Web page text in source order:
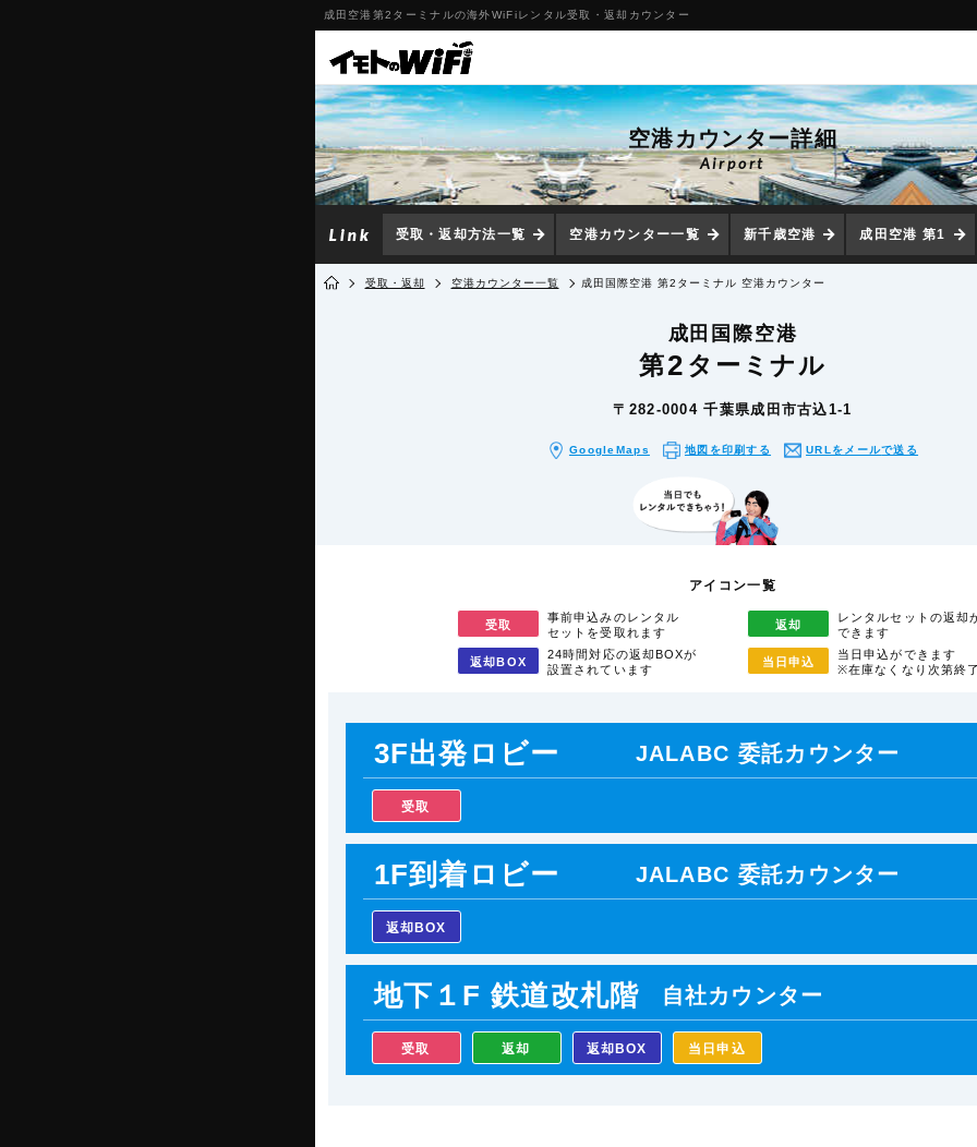
成田空港第2ターミナルの海外WiFiレンタル受取・返却カウンター
空港カウンター詳細
Airport
受取・返却方法一覧 空港カウンター一覧 新千歳空港 成田空港 第1
受取・返却 空港カウンター一覧 成田国際空港 第2ターミナル 空港カウンター
成田国際空港
第2 ターミナル
〒282-0004 千葉県成田市古込1-1
GoogleMaps 地図を印刷する URLをメールで送る
アイコン一覧
受取
事前申込みのレンタル
セットを受取れます
返却
レンタルセットの返却
できます
返却BOX
24時間対応の返却BOXが
設置されています
当日 申込
当日申込ができます
※在庫なくなり次第終
3F出発ロビー JALABC 委託カウンター
受取
1F到着ロビー JALABC 委託カウンター
返却BOX
地下１F 鉄道改札階 自社カウンター
受取 返却 返却BOX 当日申込